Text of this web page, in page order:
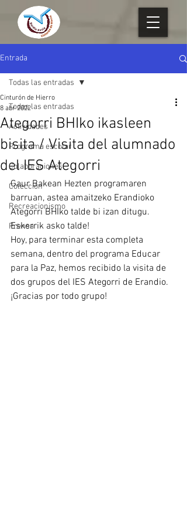
Entrada
Todas las entradas
Actividades
Programa escolar
Colaboraciones
Colección
Recreacionismo
Prensa
Todas las entradas
Ategorri BHIko ikasleen
bisita / Visita del alumnado
del IES Ategorri
Cinturón de Hierro
8 abr 2022
Gaur Bakean Hezten programaren
barruan, astea amaitzeko Erandioko
Ategorri BHIko talde bi izan ditugu.
Eskerrik asko talde!
Hoy, para terminar esta completa
semana, dentro del programa Educar
para la Paz, hemos recibido la visita de
dos grupos del IES Ategorri de Erandio.
¡Gracias por todo grupo!